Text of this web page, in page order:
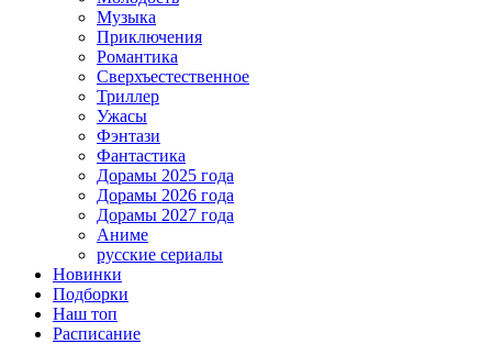
Музыка
Приключения
Романтика
Сверхъестественное
Триллер
Ужасы
Фэнтази
Фантастика
Дорамы 2025 года
Дорамы 2026 года
Дорамы 2027 года
Аниме
русские сериалы
Новинки
Подборки
Наш топ
Расписание